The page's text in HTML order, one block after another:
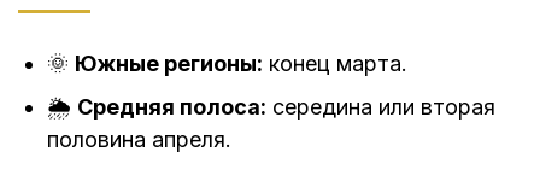
🌞 Южные регионы: конец марта.
🌦 Средняя полоса: середина или вторая
половина апреля.